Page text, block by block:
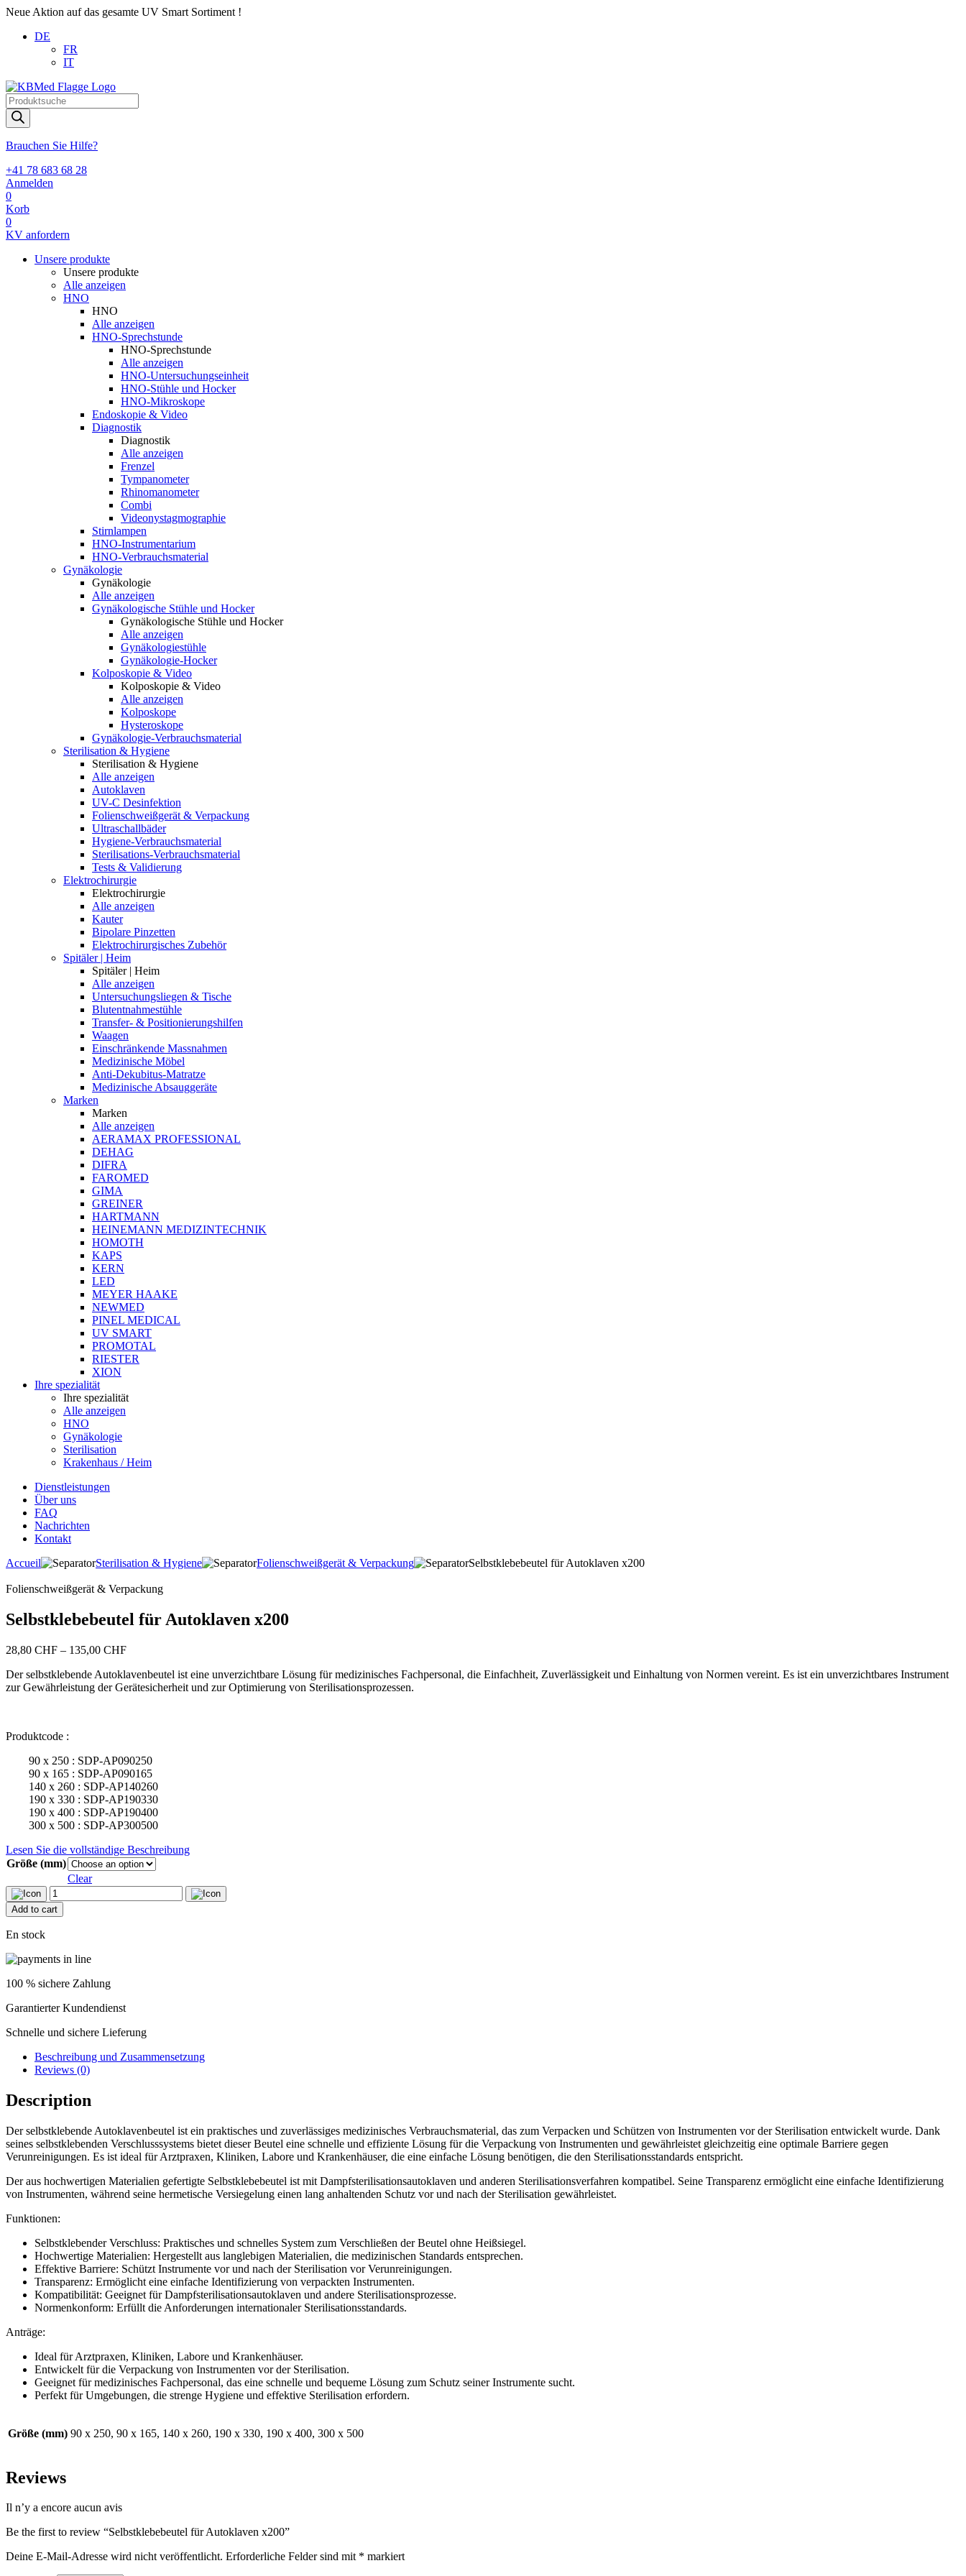
Neue Aktion auf das gesamte UV Smart Sortiment !
DE
FR
IT
Products
search
Brauchen Sie Hilfe?
+41 78 683 68 28
Anmelden
0
Korb
0
KV anfordern
Unsere produkte
Unsere produkte
Alle anzeigen
HNO
HNO
Alle anzeigen
HNO-Sprechstunde
HNO-Sprechstunde
Alle anzeigen
HNO-Untersuchungseinheit
HNO-Stühle und Hocker
HNO-Mikroskope
Endoskopie & Video
Diagnostik
Diagnostik
Alle anzeigen
Frenzel
Tympanometer
Rhinomanometer
Combi
Videonystagmographie
Stirnlampen
HNO-Instrumentarium
HNO-Verbrauchsmaterial
Gynäkologie
Gynäkologie
Alle anzeigen
Gynäkologische Stühle und Hocker
Gynäkologische Stühle und Hocker
Alle anzeigen
Gynäkologiestühle
Gynäkologie-Hocker
Kolposkopie & Video
Kolposkopie & Video
Alle anzeigen
Kolposkope
Hysteroskope
Gynäkologie-Verbrauchsmaterial
Sterilisation & Hygiene
Sterilisation & Hygiene
Alle anzeigen
Autoklaven
UV-C Desinfektion
Folienschweißgerät & Verpackung
Ultraschallbäder
Hygiene-Verbrauchsmaterial
Sterilisations-Verbrauchsmaterial
Tests & Validierung
Elektrochirurgie
Elektrochirurgie
Alle anzeigen
Kauter
Bipolare Pinzetten
Elektrochirurgisches Zubehör
Spitäler | Heim
Spitäler | Heim
Alle anzeigen
Untersuchungsliegen & Tische
Blutentnahmestühle
Transfer- & Positionierungshilfen
Waagen
Einschränkende Massnahmen
Medizinische Möbel
Anti-Dekubitus-Matratze
Medizinische Absauggeräte
Marken
Marken
Alle anzeigen
AERAMAX PROFESSIONAL
DEHAG
DIFRA
FAROMED
GIMA
GREINER
HARTMANN
HEINEMANN MEDIZINTECHNIK
HOMOTH
KAPS
KERN
LED
MEYER HAAKE
NEWMED
PINEL MEDICAL
UV SMART
PROMOTAL
RIESTER
XION
Ihre spezialität
Ihre spezialität
Alle anzeigen
HNO
Gynäkologie
Sterilisation
Krakenhaus / Heim
Dienstleistungen
Über uns
FAQ
Nachrichten
Kontakt
Accueil
Sterilisation & Hygiene Folienschweißgerät & Verpackung Selbstklebebeutel für Autoklaven x200
Folienschweißgerät & Verpackung
Selbstklebebeutel für Autoklaven x200
28,80 CHF – 135,00 CHFPrice
28,80 CHF
through
Der selbstklebende Autoklavenbeutel ist eine unverzichtbare Lösung für medizinisches Fachpersonal, die Einfachheit, Zuverlässigkeit und Einhaltung von Normen vereint. Es ist ein unverzichtbares Instrument
zur Gewährleistung der Gerätesicherheit und zur Optimierung von Sterilisationsprozessen.
Produktcode :
‎ ‎ ‎ ‎ ‎ ‎ ‎ ‎ 90 x 250 : SDP-AP090250
‎ ‎ ‎ ‎ ‎ ‎ ‎ ‎ 90 x 165 : SDP-AP090165
‎ ‎ ‎ ‎ ‎ ‎ ‎ ‎ 140 x 260 : SDP-AP140260
‎ ‎ ‎ ‎ ‎ ‎ ‎ ‎ 190 x 330 : SDP-AP190330
‎ ‎ ‎ ‎ ‎ ‎ ‎ ‎ 190 x 400 : SDP-AP190400
‎ ‎ ‎ ‎ ‎ ‎ ‎ ‎ 300 x 500 : SDP-AP300500
Lesen Sie die vollständige Beschreibung
Größe (mm)
Clear
Selbstklebebeutel
für
Autoklaven
x200
Add to cart
En stock
100 % sichere Zahlung
Garantierter Kundendienst
Schnelle und sichere Lieferung
Beschreibung und Zusammensetzung
Reviews (0)
Description
Der selbstklebende Autoklavenbeutel ist ein praktisches und zuverlässiges medizinisches Verbrauchsmaterial, das zum Verpacken und Schützen von Instrumenten vor der Sterilisation entwickelt wurde. Dank
seines selbstklebenden Verschlusssystems bietet dieser Beutel eine schnelle und effiziente Lösung für die Verpackung von Instrumenten und gewährleistet gleichzeitig eine optimale Barriere gegen
Verunreinigungen. Es ist ideal für Arztpraxen, Kliniken, Labore und Krankenhäuser, die eine einfache Lösung benötigen, die den Sterilisationsstandards entspricht.
Der aus hochwertigen Materialien gefertigte Selbstklebebeutel ist mit Dampfsterilisationsautoklaven und anderen Sterilisationsverfahren kompatibel. Seine Transparenz ermöglicht eine einfache Identifizierung
von Instrumenten, während seine hermetische Versiegelung einen lang anhaltenden Schutz vor und nach der Sterilisation gewährleistet.
Funktionen:
Selbstklebender Verschluss: Praktisches und schnelles System zum Verschließen der Beutel ohne Heißsiegel.
Hochwertige Materialien: Hergestellt aus langlebigen Materialien, die medizinischen Standards entsprechen.
Effektive Barriere: Schützt Instrumente vor und nach der Sterilisation vor Verunreinigungen.
Transparenz: Ermöglicht eine einfache Identifizierung von verpackten Instrumenten.
Kompatibilität: Geeignet für Dampfsterilisationsautoklaven und andere Sterilisationsprozesse.
Normenkonform: Erfüllt die Anforderungen internationaler Sterilisationsstandards.
Anträge:
Ideal für Arztpraxen, Kliniken, Labore und Krankenhäuser.
Entwickelt für die Verpackung von Instrumenten vor der Sterilisation.
Geeignet für medizinisches Fachpersonal, das eine schnelle und bequeme Lösung zum Schutz seiner Instrumente sucht.
Perfekt für Umgebungen, die strenge Hygiene und effektive Sterilisation erfordern.
Größe (mm) 90 x 250, 90 x 165, 140 x 260, 190 x 330, 190 x 400, 300 x 500
Reviews
Il n’y a encore aucun avis
Be the first to review “Selbstklebebeutel für Autoklaven x200”
Deine E-Mail-Adresse wird nicht veröffentlicht. Erforderliche Felder sind mit * markiert